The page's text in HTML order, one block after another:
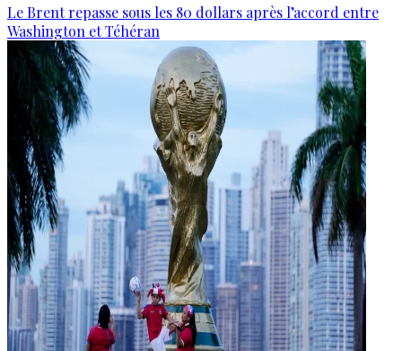
Le Brent repasse sous les 80 dollars après l’accord entre
Washington et Téhéran